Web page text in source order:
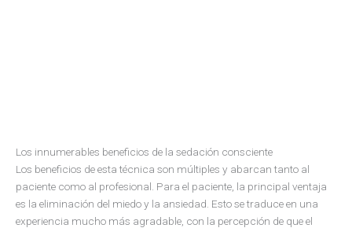
Los innumerables beneficios de la sedación consciente
Los beneficios de esta técnica son múltiples y abarcan tanto al
paciente como al profesional. Para el paciente, la principal ventaja
es la eliminación del miedo y la ansiedad. Esto se traduce en una
experiencia mucho más agradable, con la percepción de que el